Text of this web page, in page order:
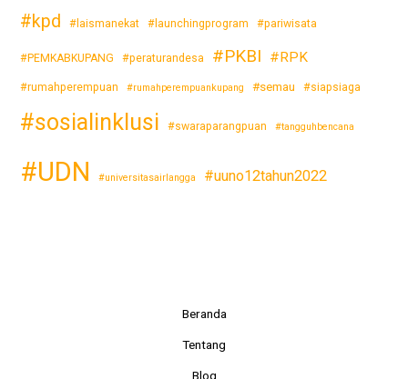
#kpd #laismanekat #launchingprogram #pariwisata
#PEMKABKUPANG #peraturandesa #PKBI #RPK
#rumahperempuan #rumahperempuankupang #semau #siapsiaga
#sosialinklusi #swaraparangpuan #tangguhbencana
#UDN #universitasairlangga #uuno12tahun2022
Beranda
Tentang
Blog